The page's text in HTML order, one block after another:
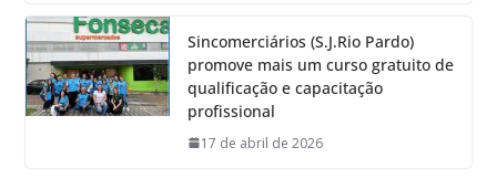
Sincomerciários (S.J.Rio Pardo)
promove mais um curso gratuito de
qualificação e capacitação
profissional
17 de abril de 2026